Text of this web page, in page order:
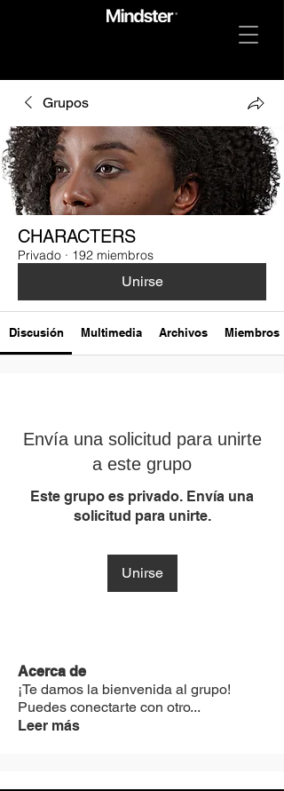
Grupos
CHARACTERS
Privado · 192 miembros
Unirse
Discusión Multimedia Archivos Miembros
Envía una solicitud para unirte
a este grupo
Este grupo es privado. Envía una
solicitud para unirte.
Unirse
Acerca de
¡Te damos la bienvenida al grupo!
Puedes conectarte con otro...
Leer más